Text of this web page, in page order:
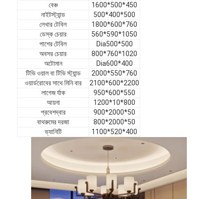
আমাদের সম্পর্কে
কারখানা পরিদর্শন
গুণমান নিয়ন্ত্রণ
আমাদের সাথে যোগাযোগ
মামলা
সাধারণ জিজ্ঞাস্য
এখন চ্যাট করুন
বেঞ্চ
1600*500*450
নাইটস্ট্যান্ড
500*400*500
লেখার টেবিল
1800*600*760
ডেস্ক চেয়ার
560*590*1050
পাশের টেবিল
Dia500*500
অবসর চেয়ার
800*760*1020
অটোমান
Dia600*400
টিভি ওয়াল বা টিভি স্ট্যান্ড
2000*550*760
ওয়ার্ডরোবের সাথে মিনি বার
2100*600*2200
লাগেজ র্যাক
950*600*550
আয়না
1200*10*800
প্রবেশদ্বার
900*2000*50
বাথরুমের দরজা
800*2000*50
ভ্যানিটি
1100*520*400